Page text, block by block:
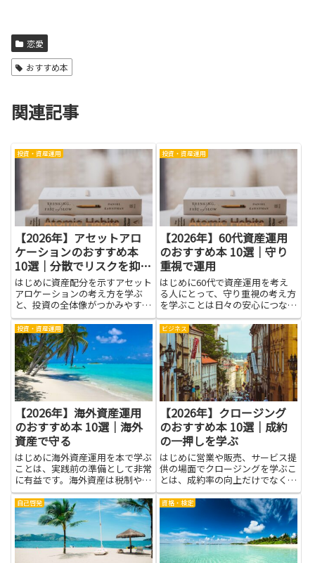
恋愛
おすすめ本
関連記事
投資・資産運用
【2026年】アセットアロ
ケーションのおすすめ本
10選｜分散でリスクを抑え
る
はじめに資産配分を示すアセット
アロケーションの考え方を学ぶ
と、投資の全体像がつかみやすく
なります。分散を意識すること
で、一つの資産の値動きに過度に
左右されにくくなり、リスクを抑
えながら目標に合わせた組み立て
が可能です。書籍で体系的に学べ
ば、...
投資・資産運用
【2026年】60代資産運用
のおすすめ本 10選｜守り
重視で運用
はじめに60代で資産運用を考え
る人にとって、守り重視の考え方
を学ぶことは日々の安心につなが
ります。資産を減らさないことを
優先する運用は、生活費や医療
費、想定外の出費に備える力を高
めます。本を通して基本的な用語
や金融商品の特徴、リスクの分散
方...
投資・資産運用
【2026年】海外資産運用
のおすすめ本 10選｜海外
資産で守る
はじめに海外資産運用を本で学ぶ
ことは、実践前の準備として非常
に有益です。海外資産は税制や法
制度、為替変動といった国内資産
とは異なる要素が絡むため、基礎
知識を身につけるだけで判断の精
度がぐっと高まります。本を通し
て基礎用語やリスクの考え方、
資...
ビジネス
【2026年】クロージング
のおすすめ本 10選｜成約
の一押しを学ぶ
はじめに営業や販売、サービス提
供の場面でクロージングを学ぶこ
とは、成約率の向上だけでなく、
顧客との信頼関係を築く力を育て
る点で大きな意味があります。言
葉の選び方やタイミング、相手の
ニーズを引き出す質問力が身につ
けば、強引な売り方を避けつつ
相...
自己啓発 資格・検定